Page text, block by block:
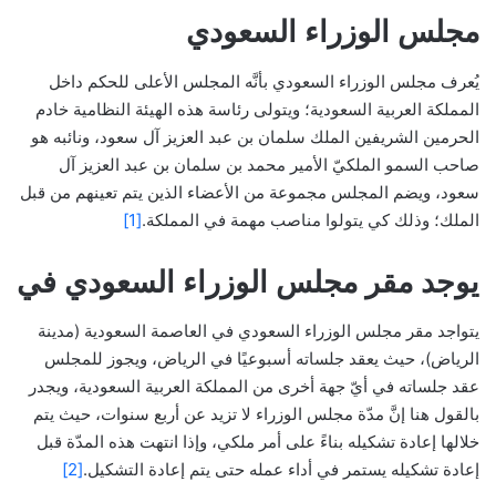
مجلس الوزراء السعودي
يُعرف مجلس الوزراء السعودي بأنَّه المجلس الأعلى للحكم داخل
المملكة العربية السعودية؛ ويتولى رئاسة هذه الهيئة النظامية خادم
الحرمين الشريفين الملك سلمان بن عبد العزيز آل سعود، ونائبه هو
صاحب السمو الملكيّ الأمير محمد بن سلمان بن عبد العزيز آل
سعود، ويضم المجلس مجموعة من الأعضاء الذين يتم تعينهم من قبل
الملك؛ وذلك كي يتولوا مناصب مهمة في المملكة.[1]
يوجد مقر مجلس الوزراء السعودي في
يتواجد مقر مجلس الوزراء السعودي في العاصمة السعودية (مدينة
الرياض)، حيث يعقد جلساته أسبوعيًا في الرياض، ويجوز للمجلس
عقد جلساته في أيّ جهة أخرى من المملكة العربية السعودية، ويجدر
بالقول هنا إنَّ مدّة مجلس الوزراء لا تزيد عن أربع سنوات، حيث يتم
خلالها إعادة تشكيله بناءً على أمر ملكي، وإذا انتهت هذه المدّة قبل
إعادة تشكيله يستمر في أداء عمله حتى يتم إعادة التشكيل.[2]